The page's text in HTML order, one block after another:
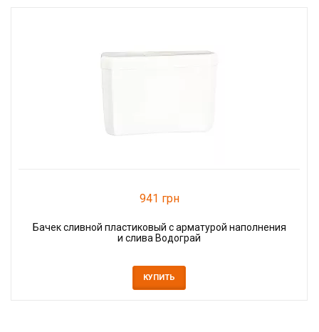
941 грн
Бачек сливной пластиковый с арматурой наполнения
и слива Водограй
КУПИТЬ